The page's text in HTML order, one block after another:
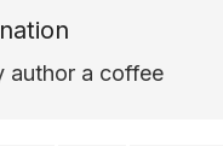
author a coffee